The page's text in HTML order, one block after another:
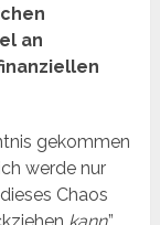
an
gekommen
werde nur
Chaos